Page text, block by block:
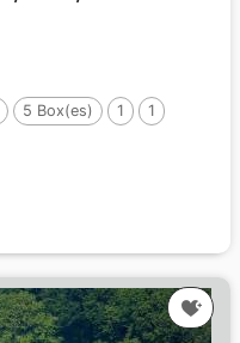
5 Box(es) 1
1